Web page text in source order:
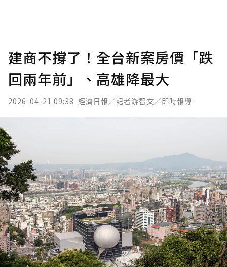
建商不撐了！全台新案房價「跌
回兩年前」、高雄降最大
2026-04-21 09:38 經濟日報／記者游智文／即時報導